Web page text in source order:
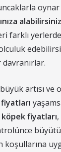
farklı
artısı
köpek fiyatları